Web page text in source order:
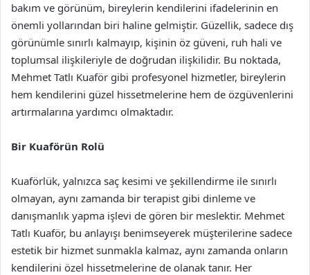
bakım ve görünüm, bireylerin kendilerini ifadelerinin en
önemli yollarından biri haline gelmiştir. Güzellik, sadece dış
görünümle sınırlı kalmayıp, kişinin öz güveni, ruh hali ve
toplumsal ilişkileriyle de doğrudan ilişkilidir. Bu noktada,
Mehmet Tatlı Kuaför gibi profesyonel hizmetler, bireylerin
hem kendilerini güzel hissetmelerine hem de özgüvenlerini
artırmalarına yardımcı olmaktadır.
Bir Kuaförün Rolü
Kuaförlük, yalnızca saç kesimi ve şekillendirme ile sınırlı
olmayan, aynı zamanda bir terapist gibi dinleme ve
danışmanlık yapma işlevi de gören bir meslektir. Mehmet
Tatlı Kuaför, bu anlayışı benimseyerek müşterilerine sadece
estetik bir hizmet sunmakla kalmaz, aynı zamanda onların
kendilerini özel hissetmelerine de olanak tanır. Her